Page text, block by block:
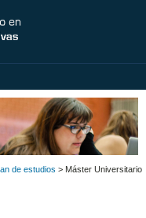
de estudios > Máster Universitario